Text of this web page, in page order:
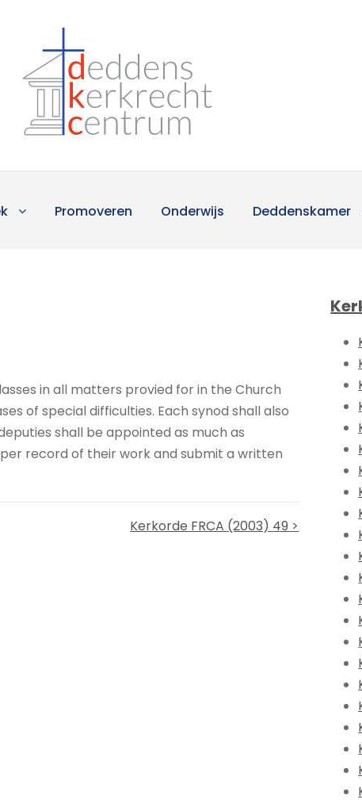
Promoveren Onderwijs Deddenskamer
in all matters provied for in the Church
of special difficulties. Each synod shall also
shall be appointed as much as
record of their work and submit a written
Kerkorde FRCA (2003) 49 >